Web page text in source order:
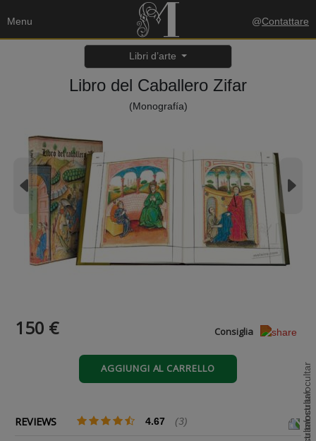
Menu @Contattare
Libri d’arte
Libro del Caballero Zifar
(Monografía)
150 € Consiglia
AGGIUNGI AL CARRELLO
REVIEWS 4.67 (3)